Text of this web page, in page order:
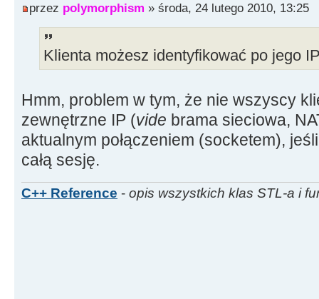
przez polymorphism » środa, 24 lutego 2010, 13:25
Klienta możesz identyfikować po jego
Hmm, problem w tym, że nie wszyscy
zewnętrzne IP (vide brama sieciowa,
aktualnym połączeniem (socketem),
całą sesję.
C++ Reference - opis wszystkich klas STL-a i